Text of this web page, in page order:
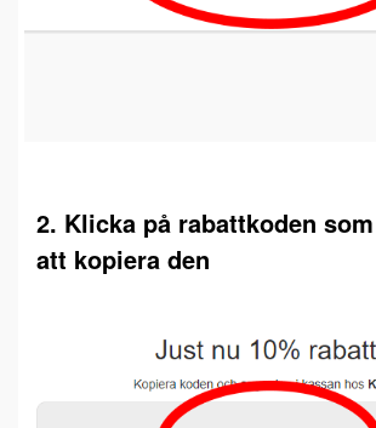
2. Klicka på rabattkoden
att kopiera den